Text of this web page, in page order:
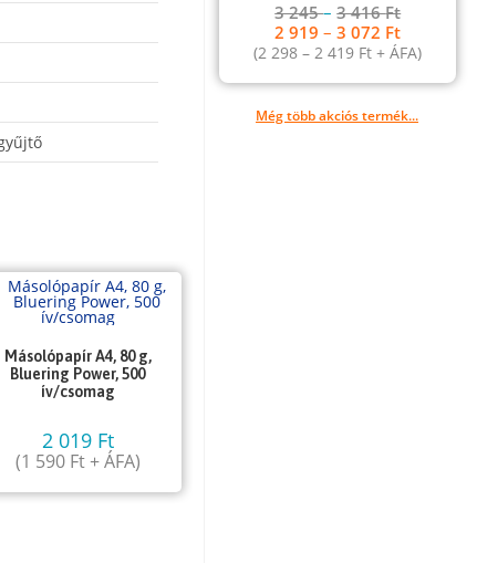
Másolópapír A4, 80 g,
Bluering Power, 500
ív/csomag
2 019 Ft
(1 590 Ft+ ÁFA)
3 245–3 416Ft
2 919–3 072 Ft
(2 298–2 419 Ft + ÁFA)
Még több akciós termék...